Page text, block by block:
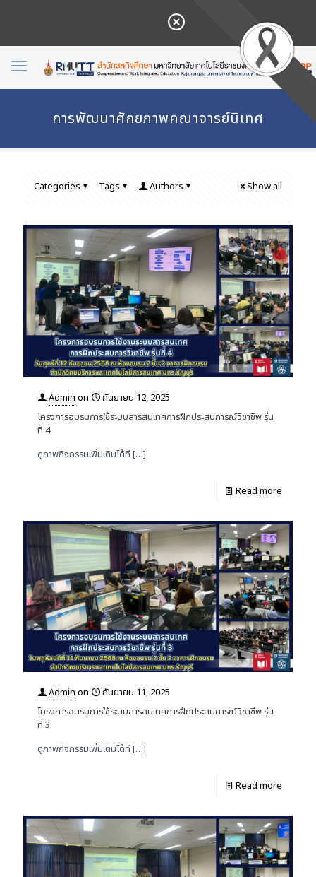
การพัฒนาศักยภาพคณาจารย์นิเทศ
Categories Tags Authors Show all
Admin on
กันยายน 12, 2025
โครงการอบรมการใช้ระบบสารสนเทศการฝึกประสบการณ์วิชาชีพ รุ่น
ที่ 4
ดูภาพกิจกรรมเพิ่มเติมได้ที […]
Read more
Admin on
กันยายน 11, 2025
โครงการอบรมการใช้ระบบสารสนเทศการฝึกประสบการณ์วิชาชีพ รุ่น
ที่ 3
ดูภาพกิจกรรมเพิ่มเติมได้ที […]
Read more